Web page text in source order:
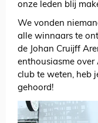
onze leden blij
We vonden
alle winnaars te
de Johan Cruijff
enthousiasme over
club te weten, heb
gehoord!